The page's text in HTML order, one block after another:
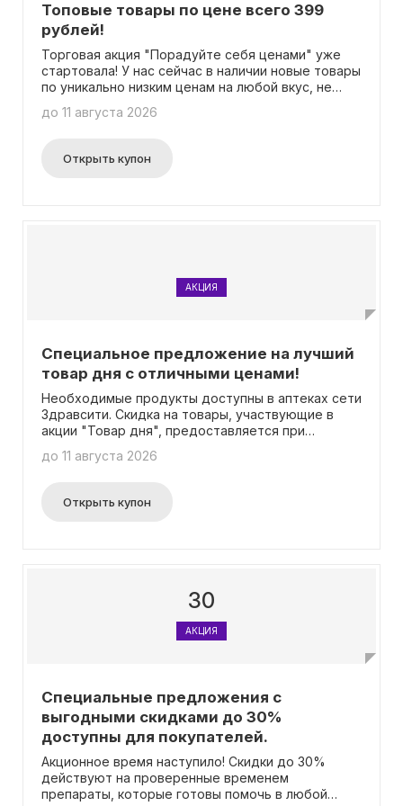
Топовые товары по цене всего 399
рублей!
Торговая акция "Порадуйте себя ценами" уже
стартовала! У нас сейчас в наличии новые товары
по уникально низким ценам на любой вкус, не
удивить вас приятными ценами! Условия акции: -
можете приобрести не более 10 упаковок
любого товара в день. - Количество товаров,
город Петропавловск-Камчатский, город
Магадан и область, город Южно-Сахалинск и
до 11 августа 2026
Открыть купон
АКЦИЯ
Специальное предложение на лучший
товар дня с отличными ценами!
Необходимые продукты доступны в аптеках сети
Здравсити. Скидка на товары, участвующие в
акции "Товар дня", предоставляется при
до 11 августа 2026
Открыть купон
30
АКЦИЯ
Специальные предложения с
выгодными скидками до 30%
доступны для покупателей.
Акционное время наступило! Скидки до 30%
действуют на проверенные временем
препараты, которые готовы помочь в любой